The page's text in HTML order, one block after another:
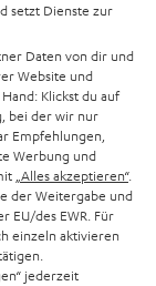
setzt Dienste zur
Daten von dir und
Website und
Klickst du auf
bei der wir nur
Empfehlungen,
Werbung und
„Alles akzeptieren“.
der Weitergabe und
EU/des EWR. Für
einzeln aktivieren
jederzeit